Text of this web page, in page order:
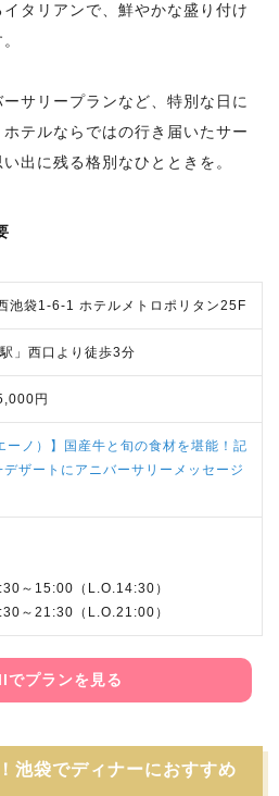
タリアンで、鮮やかな盛り付け
サリープランなど、特別な日に
テルならではの行き届いたサー
出に残る格別なひとときを。
池袋1-6-1 ホテルメトロポリタン25F
」西口より徒歩3分
円
ーノ）】国産牛と旬の食材を堪能！記
ザートにアニバーサリーメッセージ
15:00（L.O.14:30）
～21:30（L.O.21:00）
でプランを見る
池袋でディナーにおすすめ